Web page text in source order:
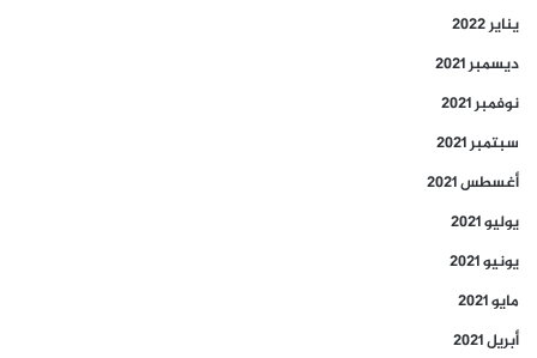
يناير 2022
ديسمبر 2021
نوفمبر 2021
سبتمبر 2021
أغسطس 2021
يوليو 2021
يونيو 2021
مايو 2021
أبريل 2021